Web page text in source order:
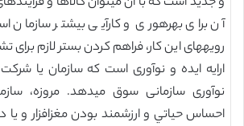
آن برای بهرهوری و کارآیی بیشتر سازمان
رویههای این کار، فراهم کردن بستر لازم برای
ارایه ایده و نوآوری است که سازمان یا
نوآوری سازمانی سوق میدهد. مروزه،
احساس حياتي و ارزشمند بودن مغزافزار و يا